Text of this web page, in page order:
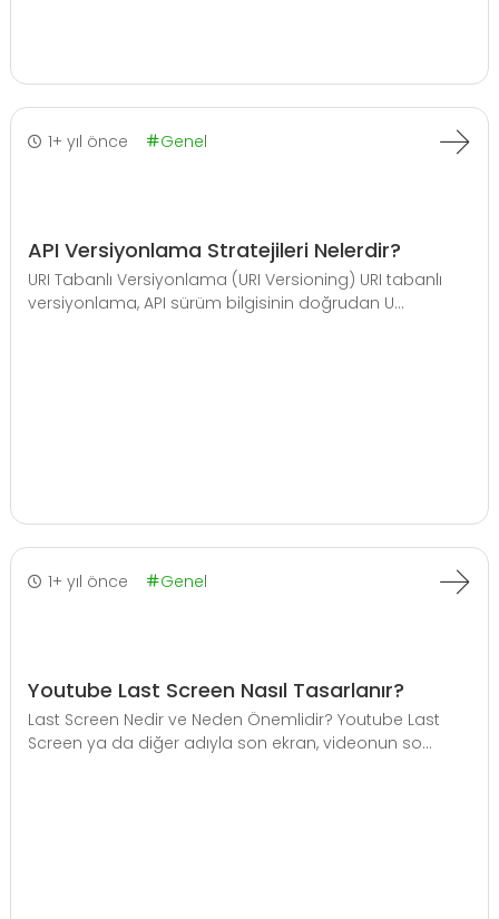
1+ yıl önce Genel
API Versiyonlama Stratejileri Nelerdir?
URI Tabanlı Versiyonlama (URI Versioning) URI tabanlı
versiyonlama, API sürüm bilgisinin doğrudan U...
1+ yıl önce Genel
Youtube Last Screen Nasıl Tasarlanır?
Last Screen Nedir ve Neden Önemlidir? Youtube Last
Screen ya da diğer adıyla son ekran, videonun so...